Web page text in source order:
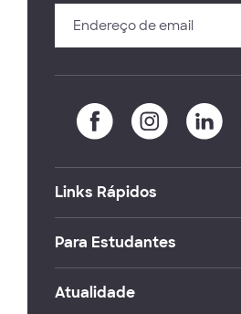
Links Rápidos
Para Estudantes
Atualidade